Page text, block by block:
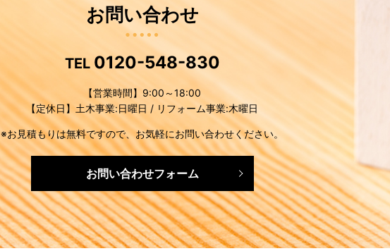
お問い合わせ
TEL 0120-548-830
【営業時間】9:00～18:00
【定休日】土木事業:日曜日 / リフォーム事業:木曜日
※お見積もりは無料ですので、お気軽にお問い合わせください。
お問い合わせフォーム